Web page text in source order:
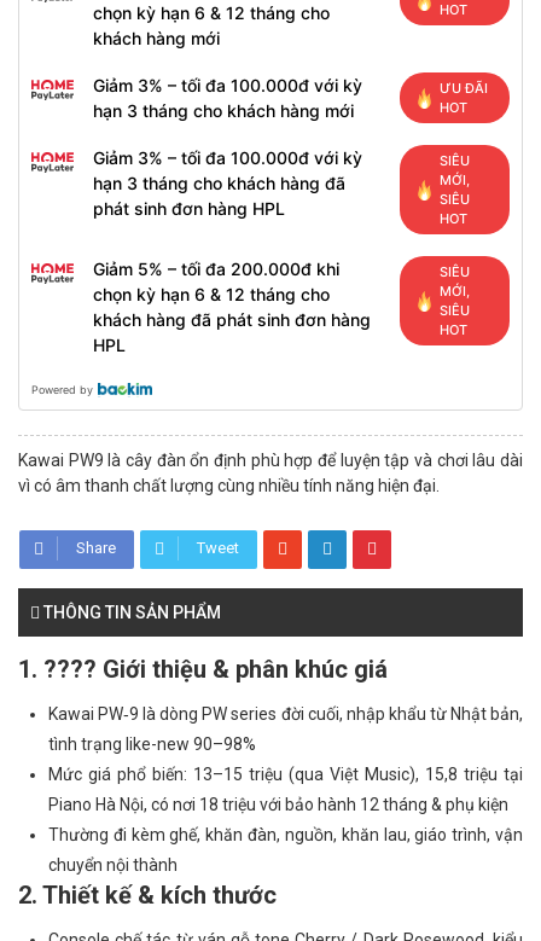
chọn kỳ hạn 6 & 12 tháng cho
khách hàng mới
HOT
Giảm 3% – tối đa 100.000đ với kỳ
hạn 3 tháng cho khách hàng mới
ƯU ĐÃI
HOT
Giảm 3% – tối đa 100.000đ với kỳ
hạn 3 tháng cho khách hàng đã
phát sinh đơn hàng HPL
SIÊU
MỚI,
SIÊU
HOT
Giảm 5% – tối đa 200.000đ khi
chọn kỳ hạn 6 & 12 tháng cho
khách hàng đã phát sinh đơn hàng
HPL
SIÊU
MỚI,
SIÊU
HOT
Powered by
Kawai PW9 là cây đàn ổn định phù hợp để luyện tập và chơi lâu dài
vì có âm thanh chất lượng cùng nhiều tính năng hiện đại.
Share Tweet
THÔNG TIN SẢN PHẨM
1. ???? Giới thiệu & phân khúc giá
Kawai PW‑9 là dòng PW series đời cuối, nhập khẩu từ Nhật bản,
tình trạng like-new 90–98%
Mức giá phổ biến: 13–15 triệu (qua Việt Music), 15,8 triệu tại
Piano Hà Nội, có nơi 18 triệu với bảo hành 12 tháng & phụ kiện
Thường đi kèm ghế, khăn đàn, nguồn, khăn lau, giáo trình, vận
chuyển nội thành
2. Thiết kế & kích thước